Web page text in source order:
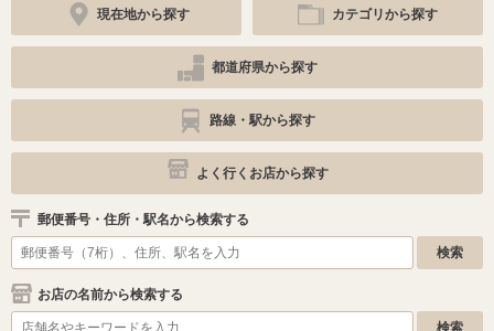
現在地から探す カテゴリから探す
都道府県から探す
路線・駅から探す
よく行くお店から探す
郵便番号・住所・駅名から検索する
お店の名前から検索する